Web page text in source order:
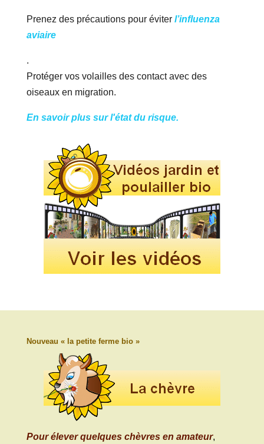
Prenez des précautions pour éviter l’influenza
aviaire
.
Protéger vos volailles des contact avec des
oiseaux en migration.
En savoir plus sur l'état du risque.
Nouveau « la petite ferme bio »
Pour élever quelques chèvres en amateur,